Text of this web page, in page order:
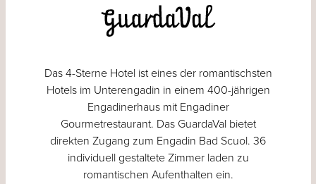
Das 4-Sterne Hotel ist eines der romantischsten
Hotels im Unterengadin in einem 400-jährigen
Engadinerhaus mit Engadiner
Gourmetrestaurant. Das GuardaVal bietet
direkten Zugang zum Engadin Bad Scuol. 36
individuell gestaltete Zimmer laden zu
romantischen Aufenthalten ein.